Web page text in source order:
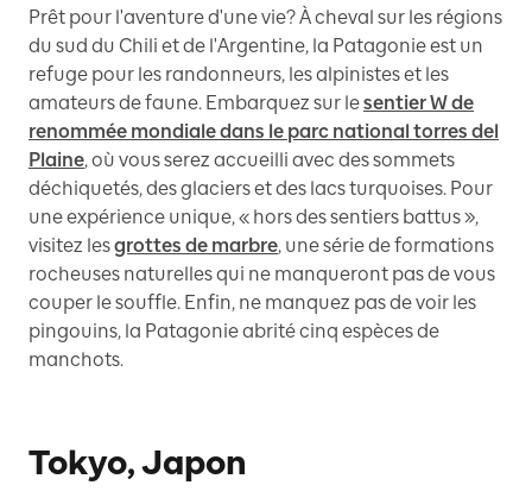
Prêt pour l'aventure d'une vie? À cheval sur les régions
du sud du Chili et de l'Argentine, la Patagonie est un
refuge pour les randonneurs, les alpinistes et les
amateurs de faune. Embarquez sur lesentier W de
renommée mondiale dans le parc national torres del
Plaine, où vous serez accueilli avec des sommets
déchiquetés, des glaciers et des lacs turquoises. Pour
une expérience unique, « hors des sentiers battus »,
visitez lesgrottes de marbre, une série de formations
rocheuses naturelles qui ne manqueront pas de vous
couper le souffle. Enfin, ne manquez pas de voir les
pingouins, la Patagonie abrité cinq espèces de
manchots.
Tokyo, Japon